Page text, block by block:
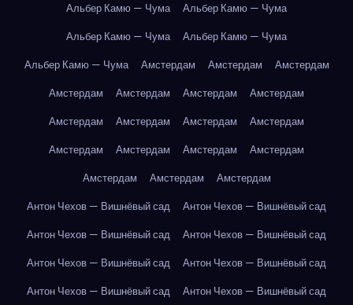
Альбер Камю — Чума
Альбер Камю — Чума
Альбер Камю — Чума
Альбер Камю — Чума
Альбер Камю — Чума
Амстердам Амстердам
Амстердам
Амстердам
Амстердам Амстердам
Амстердам
Амстердам
Амстердам Амстердам
Амстердам
Амстердам
Амстердам Амстердам
Амстердам
Амстердам
Амстердам
Амстердам
Антон Чехов — Вишнёвый сад
Антон Чехов — Вишнёвый сад
Антон Чехов — Вишнёвый сад
Антон Чехов — Вишнёвый сад
Антон Чехов — Вишнёвый сад
Антон Чехов — Вишнёвый сад
Антон Чехов — Вишнёвый сад
Антон Чехов — Вишнёвый сад